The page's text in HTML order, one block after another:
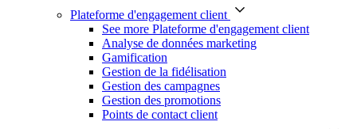
Plateforme d'engagement client
See more Plateforme d'engagement client
Analyse de données marketing
Gamification
Gestion de la fidélisation
Gestion des campagnes
Gestion des promotions
Points de contact client